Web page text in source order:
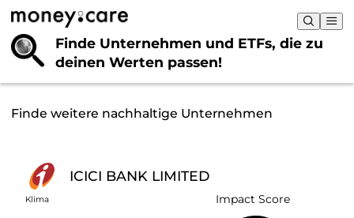
Finde Unternehmen und ETFs, die zu
deinen Werten passen!
Finde weitere nachhaltige Unternehmen
ICICI BANK LIMITED
Klima Impact Score